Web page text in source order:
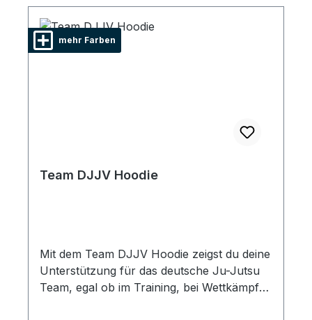
mehr Farben
Team DJJV Hoodie
Mit dem Team DJJV Hoodie zeigst du deine
Unterstützung für das deutsche Ju-Jutsu
Team, egal ob im Training, bei Wettkämpfen